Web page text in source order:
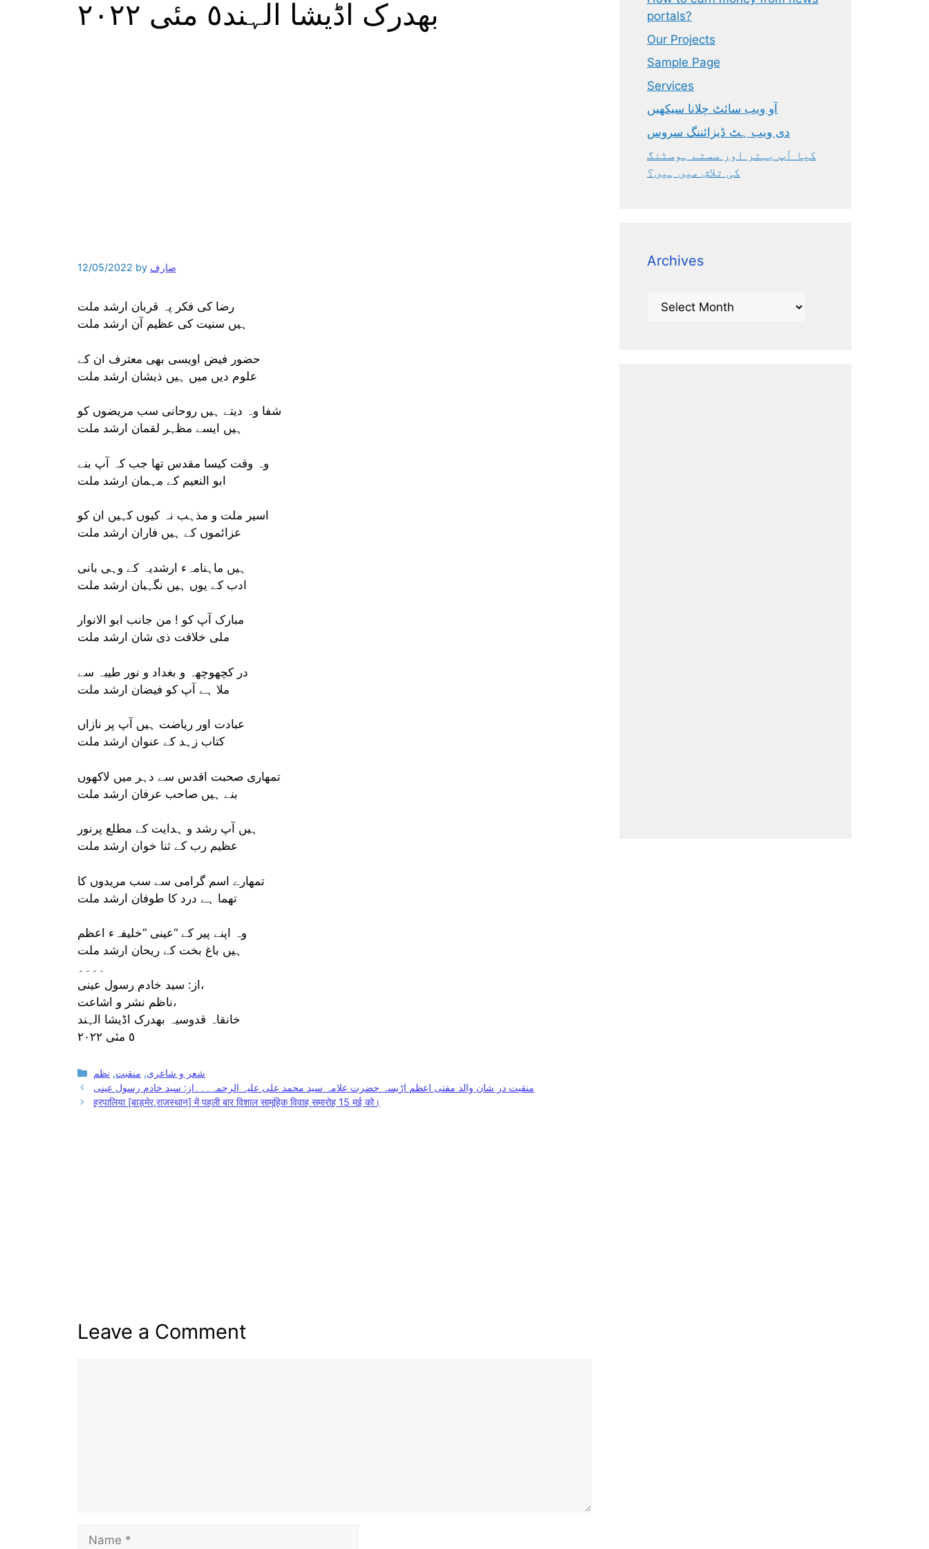
بھدرک اڈیشا الہند٥ مئی ٢٠٢٢
12/05/2022 by صارف
رضا کی فکر پہ قربان ارشد ملت
ہیں سنیت کی عظیم آن ارشد ملت
حضور فیض اویسی بھی معترف ان کے
علوم دیں میں ہیں ذیشان ارشد ملت
شفا وہ دیتے ہیں روحانی سب مریضوں کو
ہیں ایسے مظہر لقمان ارشد ملت
وہ وقت کیسا مقدس تھا جب کہ آپ بنے
ابو النعیم کے مہمان ارشد ملت
اسیر ملت و مذہب نہ کیوں کہیں ان کو
عزائموں کے ہیں فاران ارشد ملت
ہیں ماہنامہء ارشدیہ کے وہی بانی
ادب کے یوں ہیں نگہبان ارشد ملت
مبارک آپ کو ! من جانب ابو الانوار
ملی خلافت ذی شان ارشد ملت
در کچھوچھہ و بغداد و نور طیبہ سے
ملا ہے آپ کو فیضان ارشد ملت
عبادت اور ریاضت ہیں آپ پر نازاں
کتاب‌ زہد کے عنوان ارشد ملت
تمھاری صحبت اقدس سے دہر میں لاکھوں
بنے ہیں صاحب عرفان ارشد ملت
ہیں آپ رشد و ہدایت کے مطلع پرنور
عظیم رب کے ثنا خوان ارشد ملت
تمھارے اسم گرامی سے سب مریدوں کا
تھما ہے درد کا طوفان ارشد ملت
وہ اپنے پیر کے “عینی “خلیفہء اعظم
ہیں باغ بخت کے ریحان ارشد ملت
۔۔۔۔
از: سید خادم رسول عینی،
ناظم نشر و اشاعت،
خانقاہ قدوسیہ بھدرک اڈیشا الہند
٥ مئی ٢٠٢٢
Categories شعر و شاعری, منقبت, نظم
منقبت در شان والد مفتی اعظم اڑیسہ حضرت علامہ سید محمد علی علیہ الرحمہ۔۔۔از: سید خادم رسول عینی
हरपालिया [बाड़मेर,राजस्थान] में पहली बार विशाल सामूहिक विवाह समारोह 15 मई को।
Leave a Comment
portals?
Our Projects
Sample Page
Services
آو ویب سائٹ چلانا سیکھیں
دی ویب ہٹ ڈیزائننگ سروس
کیا آپ بہتر اور سستے ہوسٹنگ
کی تلاش میں ہیں؟
Archives
Archives